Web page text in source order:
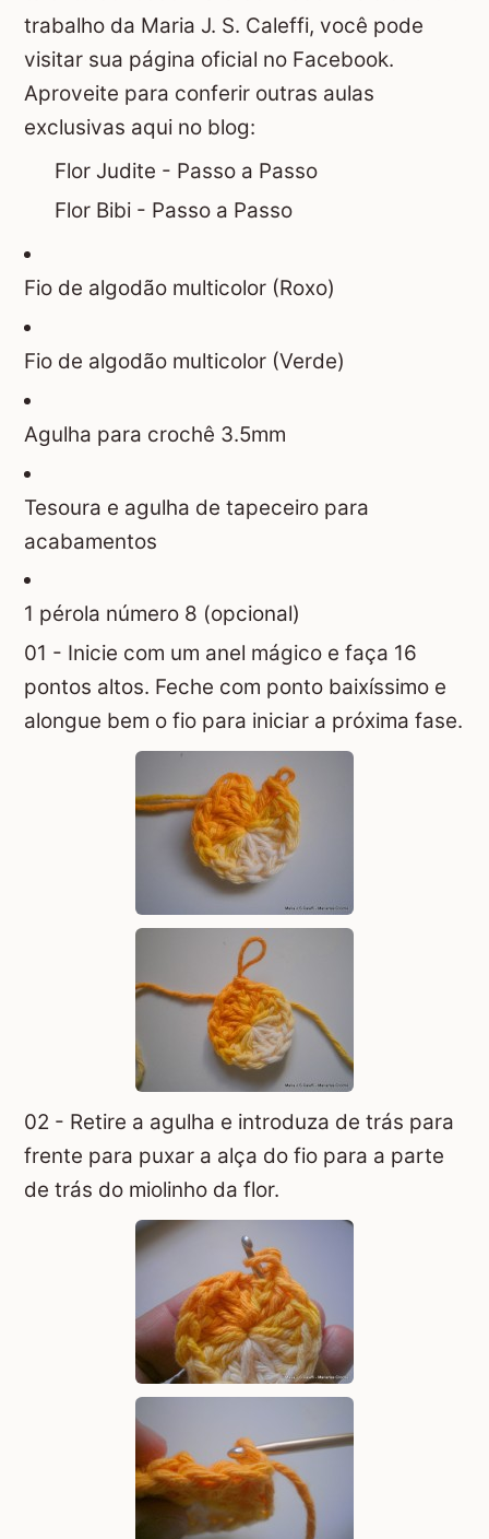
trabalho da Maria J. S. Caleffi, você pode
visitar sua página oficial no Facebook.
Aproveite para conferir outras aulas
exclusivas aqui no blog:
Flor Judite - Passo a Passo
Flor Bibi - Passo a Passo
Fio de algodão multicolor (Roxo)
Fio de algodão multicolor (Verde)
Agulha para crochê 3.5mm
Tesoura e agulha de tapeceiro para
acabamentos
1 pérola número 8 (opcional)
01 - Inicie com um anel mágico e faça 16
pontos altos. Feche com ponto baixíssimo e
alongue bem o fio para iniciar a próxima fase.
02 - Retire a agulha e introduza de trás para
frente para puxar a alça do fio para a parte
de trás do miolinho da flor.